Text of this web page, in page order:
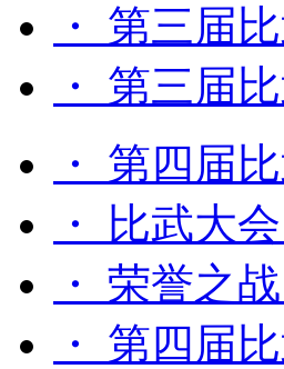
・ 第三届
・ 第三届
・ 第四届
・ 比武大
・ 荣誉之
・ 第四届